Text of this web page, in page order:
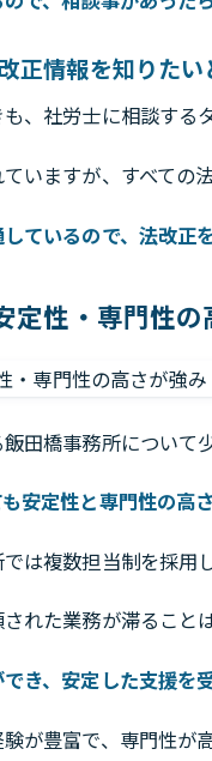
正情報を知りたい
、社労士に相談する
いますが、すべての
ているので、法改
定性・専門性
田橋事務所について
安定性と専門性の高
は複数担当制を採用
れた業務が滞ること
き、安定した支援を
が豊富で、専門性が